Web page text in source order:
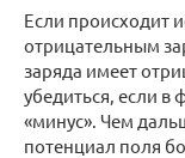
Если происходит
отрицательным
заряда имеет
убедиться, если в
«минус». Чем
потенциал поля